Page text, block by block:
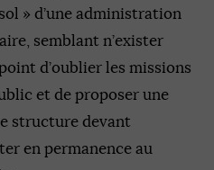
» d’une administration
semblant n’exister
d’oublier les missions
et de proposer une
structure devant
en permanence au